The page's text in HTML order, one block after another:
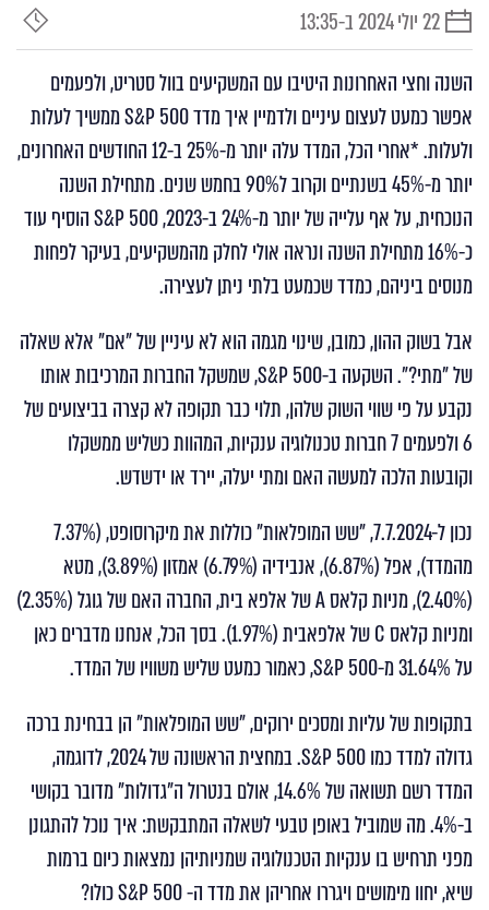
זמן
קריאה
תאריך
פרסום
22 יולי 2024 ב-13:35
השנה וחצי האחרונות היטיבו עם המשקיעים בוול סטריט, ולפעמים
אפשר כמעט לעצום עיניים ולדמיין איך מדד S&P 500 ממשיך לעלות
ולעלות. *אחרי הכל, המדד עלה יותר מ-25% ב-12 החודשים האחרונים,
יותר מ-45% בשנתיים וקרוב ל90% בחמש שנים. מתחילת השנה
הנוכחית, על אף עלייה של יותר מ-24% ב-2023, S&P 500 הוסיף עוד
כ-16% מתחילת השנה ונראה אולי לחלק מהמשקיעים, בעיקר לפחות
מנוסים ביניהם, כמדד שכמעט בלתי ניתן לעצירה.
אבל בשוק ההון, כמובן, שינוי מגמה הוא לא עיניין של "אם" אלא שאלה
של "מתי?". השקעה ב-S&P 500, שמשקל החברות המרכיבות אותו
נקבע על פי שווי השוק שלהן, תלוי כבר תקופה לא קצרה בביצועים של
6 ולפעמים 7 חברות טכנולוגיה ענקיות, המהוות כשליש ממשקלו
וקובעות הלכה למעשה האם ומתי יעלה, יירד או ידשדש.
נכון ל-7.7.2024, "שש המופלאות" כוללות את מיקרוסופט, (7.37%
מהמדד), אפל (6.87%), אנבידיה (6.79%) אמזון (3.89%), מטא
(2.40%), מניות קלאס A של אלפא בית, החברה האם של גוגל (2.35%)
ומניות קלאס C של אלפאבית (1.97%). בסך הכל, אנחנו מדברים כאן
על 31.64% מ-S&P 500, כאמור כמעט שליש משוויו של המדד.
בתקופות של עליות ומסכים ירוקים, "שש המופלאות" הן בבחינת ברכה
גדולה למדד כמו S&P 500. במחצית הראשונה של 2024, לדוגמה,
המדד רשם תשואה של 14.6%, אולם בנטרול ה"גדולות" מדובר בקושי
ב-4%. מה שמוביל באופן טבעי לשאלה המתבקשת: איך נוכל להתגונן
מפני תרחיש בו ענקיות הטכנולוגיה שמניותיהן נמצאות כיום ברמות
שיא, יחוו מימושים ויגררו אחריהן את מדד ה- S&P 500 כולו?